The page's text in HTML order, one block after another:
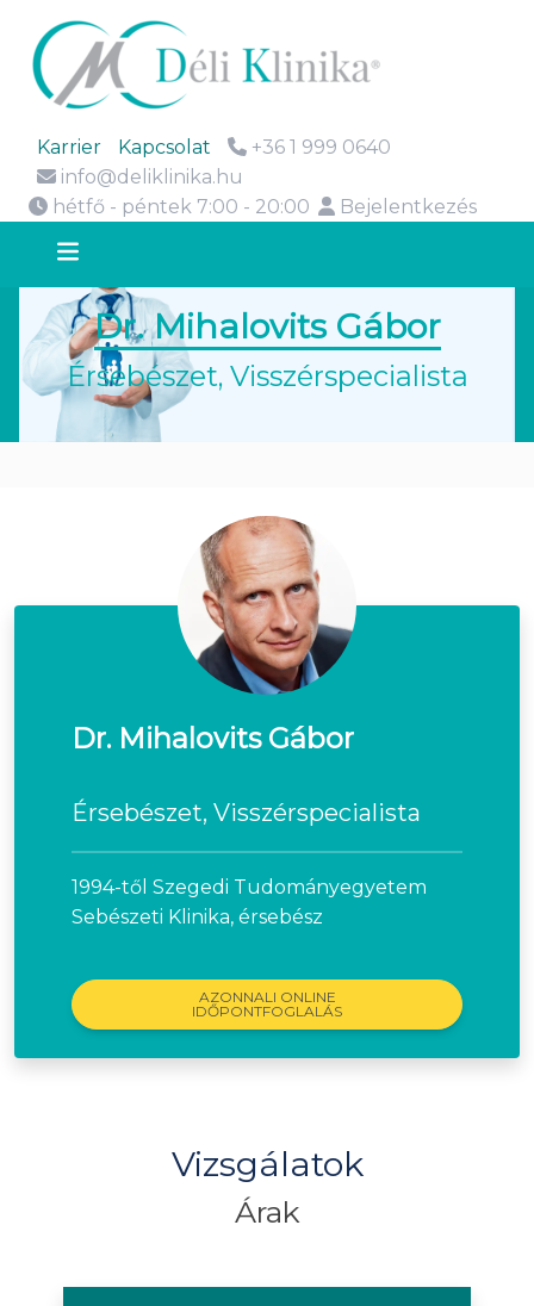
Karrier Kapcsolat
+36 1 999 0640
info@deliklinika.hu
hétfő - péntek 7:00 - 20:00
Bejelentkezés
Dr. Mihalovits Gábor
Érsebészet, Visszérspecialista
Dr. Mihalovits Gábor
Érsebészet, Visszérspecialista
1994-től Szegedi Tudományegyetem
Sebészeti Klinika, érsebész
AZONNALI ONLINE
IDŐPONTFOGLALÁS
Vizsgálatok
Árak